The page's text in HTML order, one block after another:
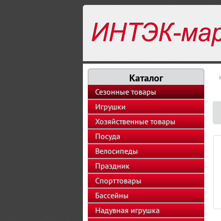
Каталог
Сезонные товары
Игрушки
Хозяйственные товары
Посуда
Велосипеды
Праздник
Спорттовары
Бассейны
Надувная игрушка